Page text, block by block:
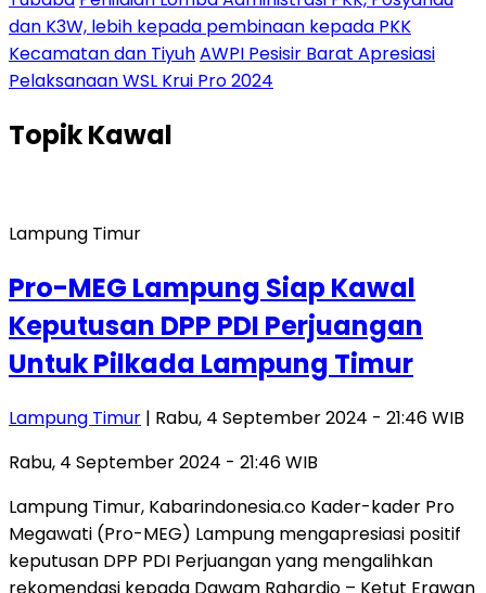
dan K3W, lebih kepada pembinaan kepada PKK
Kecamatan dan TiyuhAWPI Pesisir Barat Apresiasi
Pelaksanaan WSL Krui Pro 2024
TopikKawal
Lampung Timur
Pro-MEG Lampung Siap Kawal
Keputusan DPP PDI Perjuangan
Untuk Pilkada Lampung Timur
Lampung Timur | Rabu, 4 September 2024 - 21:46 WIB
Rabu, 4 September 2024 - 21:46 WIB
Lampung Timur, Kabarindonesia.co Kader-kader Pro
Megawati (Pro-MEG) Lampung mengapresiasi positif
keputusan DPP PDI Perjuangan yang mengalihkan
rekomendasi kepada Dawam Rahardjo – Ketut Erawan